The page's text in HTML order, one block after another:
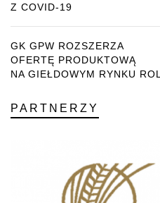
Z COVID-19
GK GPW ROZSZERZA
OFERTĘ PRODUKTOWĄ
NA GIEŁDOWYM RYNKU
PARTNERZY